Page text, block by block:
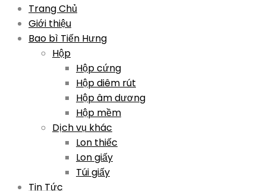
Skip
content
Trang Chủ
Giới thiệu
Bao bì Tiến Hưng
Hộp
Hộp cứng
Hộp diêm rút
Hộp âm dương
Hộp mềm
Dịch vụ khác
Lon thiếc
Lon giấy
Túi giấy
Tin Tức